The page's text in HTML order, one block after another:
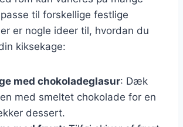
til forskellige festlige
er nogle ideer til, hvordan du
kiksekage:
med chokoladeglasur: Dæk
med smeltet chokolade for en
dessert.